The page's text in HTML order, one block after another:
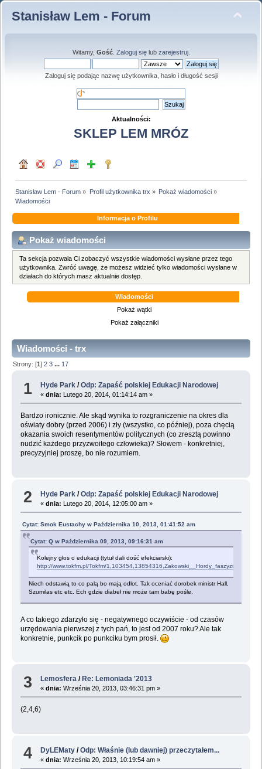
Stanisław Lem - Forum
Witamy, Gość. Zaloguj sięlub zarejestruj.
Zaloguj się podając nazwę użytkownika, hasło i długość sesji
Aktualności:
SKLEP LEM MRÓZ
Stanisław Lem - Forum » Profil użytkownika trx » Pokaż wiadomości»
Wiadomości
Informacja o Profilu
Pokaż wiadomości
Ta sekcja pozwala Ci zobaczyć wszystkie wiadomości wysłane przez tego
użytkownika. Zwróć uwagę, że możesz widzieć tylko wiadomości wysłane w
działach do których masz aktualnie dostęp.
Wiadomości
Pokaż wątki
Pokaż załączniki
Wiadomości - trx
Strony: [1]2 3 ... 17
1 Hyde Park /Odp: Zapaść polskiej Edukacji Narodowej
«dnia: Lutego 20, 2014, 01:14:14 am »
Bardzo ironicznie. Ale skąd wynika to rozgraniczenie na okres dla
oświaty dobry (przed 2006) i zły (wszystko, co później), poza chęcią
okazania swoich resentymentów politycznych (co zresztą powinno
nudzić każdego przyzwoitego człowieka)? Słowem - konkretniej,
precyzyjniej proszę, bo nie rozumiem.
2 Hyde Park /Odp: Zapaść polskiej Edukacji Narodowej
«dnia: Lutego 20, 2014, 12:05:00 am »
Cytat: Smok Eustachy w Października 10, 2013, 01:41:52 am
Cytat: Q w Października 09, 2013, 09:16:31 am
Kolejny głos o edukacji (tytuł dali dość efekciarski):
http://www.tokfm.pl/Tokfm/
Niech odstawią to co palą bo mają odlot. Tak oceniać dorobek ministr Hall,
Szumilas etc etc. Ech gdzie diabeł nie może tam babę pośle.
A co takiego zdarzyło się - negatywnego oczywiście - od czasów
urzędowania pierwszej z tych pań, to jest od 2007 roku? Ale tak
konkretnie, punkcik po punkciku bym prosił.
3 Lemosfera / Re: Lemoniada '2013
«dnia: Września 20, 2013, 03:46:31 pm »
(2,4,6)
4 DyLEMaty /Odp: Właśnie (lub dawniej) przeczytałem...
«dnia: Września 20, 2013, 10:19:54 am »